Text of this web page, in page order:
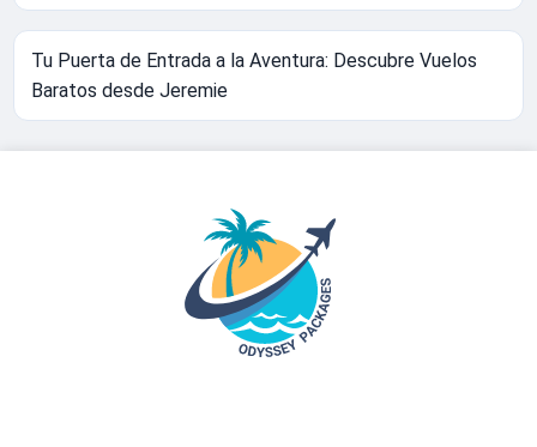
Tu Puerta de Entrada a la Aventura: Descubre Vuelos
Baratos desde Jeremie